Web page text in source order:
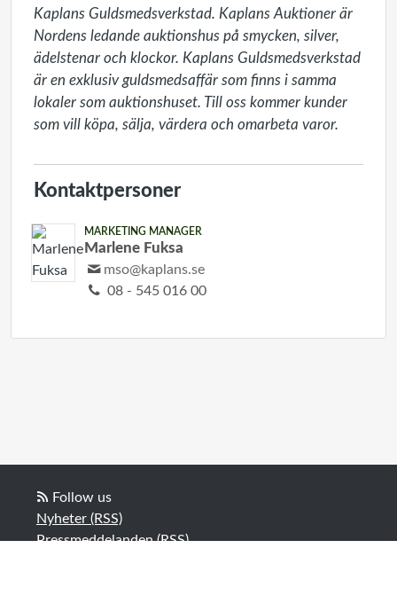
Kaplans Guldsmedsverkstad. Kaplans Auktioner är
Nordens ledande auktionshus på smycken, silver,
ädelstenar och klockor. Kaplans Guldsmedsverkstad
är en exklusiv guldsmedsaffär som finns i samma
lokaler som auktionshuset. Till oss kommer kunder
som vill köpa, sälja, värdera och omarbeta varor.
Kontaktpersoner
MARKETING MANAGER
Marlene Fuksa
mso@kaplans.se
08 - 545 016 00
Follow us
Nyheter (RSS)
Pressmeddelanden (RSS)